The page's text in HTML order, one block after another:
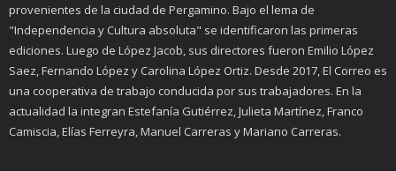
provenientes de la ciudad de Pergamino. Bajo el lema de
"Independencia y Cultura absoluta" se identificaron las primeras
ediciones. Luego de López Jacob, sus directores fueron Emilio López
Saez, Fernando López y Carolina López Ortiz. Desde 2017, El Correo es
una cooperativa de trabajo conducida por sus trabajadores. En la
actualidad la integran Estefanía Gutiérrez, Julieta Martínez, Franco
Camiscia, Elías Ferreyra, Manuel Carreras y Mariano Carreras.